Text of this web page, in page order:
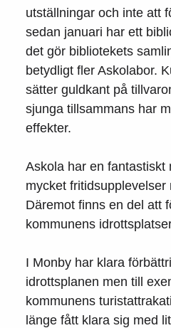
utställningar och inte att
sedan januari har ett
det gör bibliotekets
betydligt fler Askolabor.
sätter guldkant på
sjunga tillsammans har
effekter.
Askola har en fantastiskt
mycket fritidsupplevelser
Däremot finns en del att
kommunens
I Monby har klara
idrottsplanen men till
kommunens
länge fått klara sig med